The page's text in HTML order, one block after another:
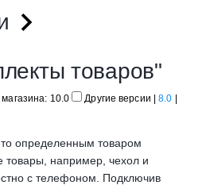
товаров"
магазина: 10.0 Другие версии |8.0
то определенным товаром
товары, например, чехол и
с телефоном. Подключив